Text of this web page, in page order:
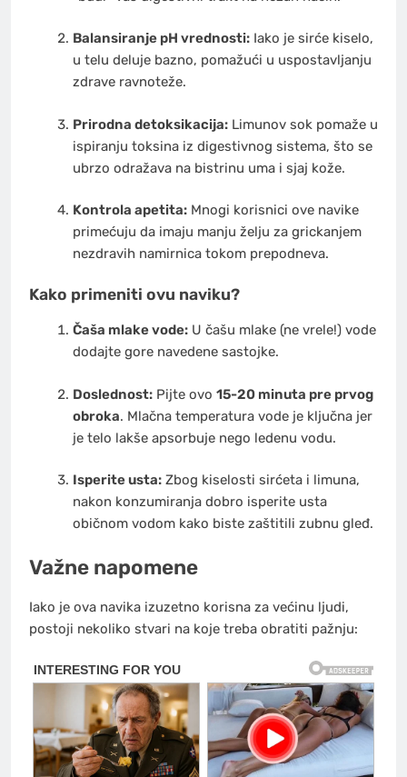
Balansiranje pH vrednosti:Iako je sirće kiselo,
u telu deluje bazno, pomažući u uspostavljanju
zdrave ravnoteže.
Prirodna detoksikacija:Limunov sok pomaže u
ispiranju toksina iz digestivnog sistema, što se
ubrzo odražava na bistrinu uma i sjaj kože.
Kontrola apetita:Mnogi korisnici ove navike
primećuju da imaju manju želju za grickanjem
nezdravih namirnica tokom prepodneva.
Kako primeniti ovu naviku?
Čaša mlake vode:U čašu mlake (ne vrele!) vode
dodajte gore navedene sastojke.
Doslednost:Pijte ovo 15-20 minuta pre prvog
obroka. Mlačna temperatura vode je ključna jer
je telo lakše apsorbuje nego ledenu vodu.
Isperite usta:Zbog kiselosti sirćeta i limuna,
nakon konzumiranja dobro isperite usta
običnom vodom kako biste zaštitili zubnu gleđ.
Važne napomene
Iako je ova navika izuzetno korisna za većinu ljudi,
postoji nekoliko stvari na koje treba obratiti pažnju: